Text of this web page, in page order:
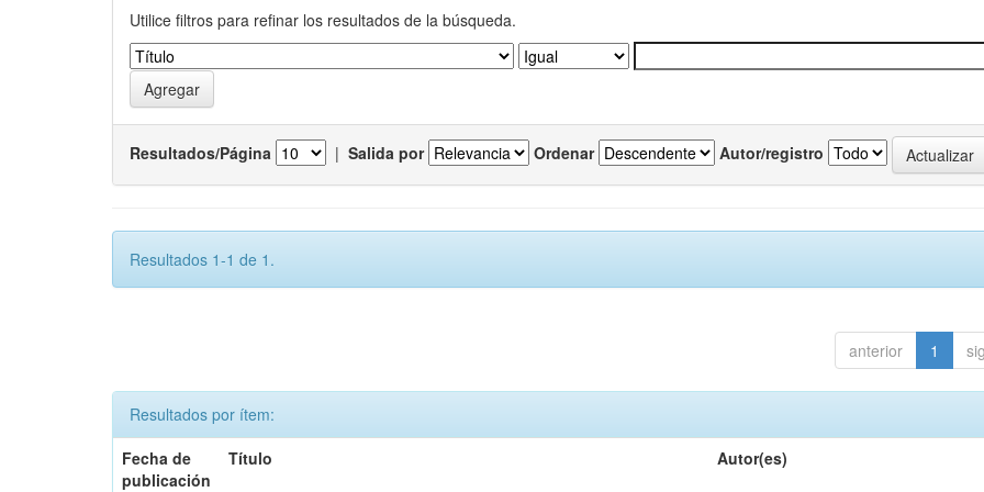
Utilice filtros para refinar los resultados de la búsqueda.
Resultados/Página | Salida por Ordenar Autor/registro
Resultados 1-1 de 1.
anterior 1
Resultados por ítem:
Fecha de
publicación
Título Autor(es)